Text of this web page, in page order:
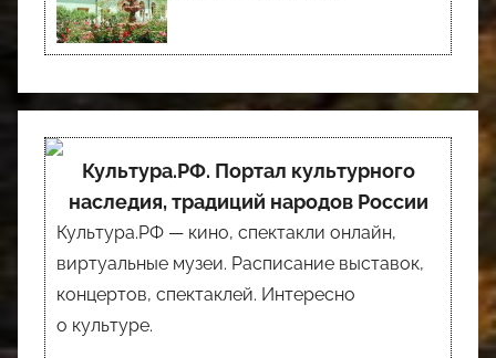
Культура.РФ. Портал культурного
наследия, традиций народов России
Культура.РФ — кино, спектакли онлайн,
виртуальные музеи. Расписание выставок,
концертов, спектаклей. Интересно
о культуре.